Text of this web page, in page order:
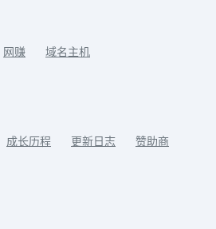
网赚 域名主机
成长历程 更新日志
赞助商